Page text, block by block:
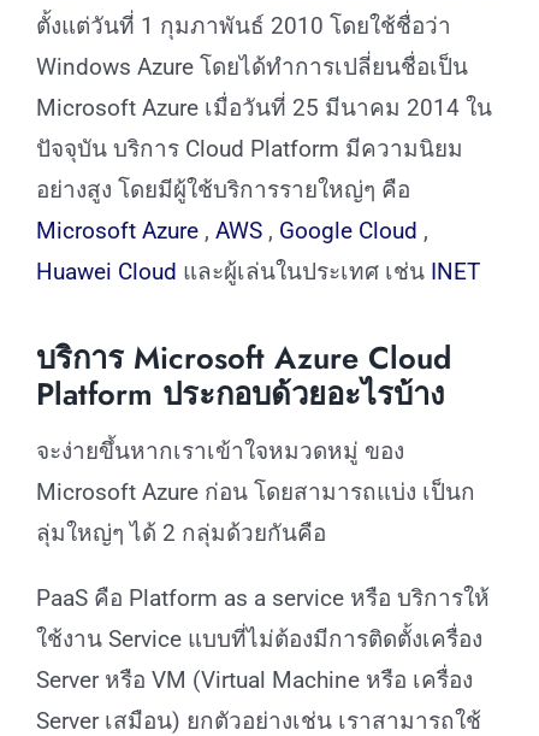
ตั้งแต่วันที่ 1 กุมภาพันธ์ 2010 โดยใช้ชื่อว่า
Windows Azure โดยได้ทำการเปลี่ยนชื่อเป็น
Microsoft Azure เมื่อวันที่ 25 มีนาคม 2014 ใน
ปัจจุบัน บริการ Cloud Platform มีความนิยม
อย่างสูง โดยมีผู้ใช้บริการรายใหญ่ๆ คือ
Microsoft Azure, AWS, Google Cloud ,
Huawei Cloud และผู้เล่นในประเทศ เช่น INET
บริการ Microsoft Azure Cloud
Platform ประกอบด้วยอะไรบ้าง
จะง่ายขึ้นหากเราเข้าใจหมวดหมู่ ของ
Microsoft Azure ก่อน โดยสามารถแบ่ง เป็นก
ลุ่มใหญ่ๆ ได้ 2 กลุ่มด้วยกันคือ
PaaS คือ Platform as a service หรือ บริการให้
ใช้งาน Service แบบที่ไม่ต้องมีการติดตั้งเครื่อง
Server หรือ VM (Virtual Machine หรือ เครื่อง
Server เสมือน) ยกตัวอย่างเช่น เราสามารถใช้